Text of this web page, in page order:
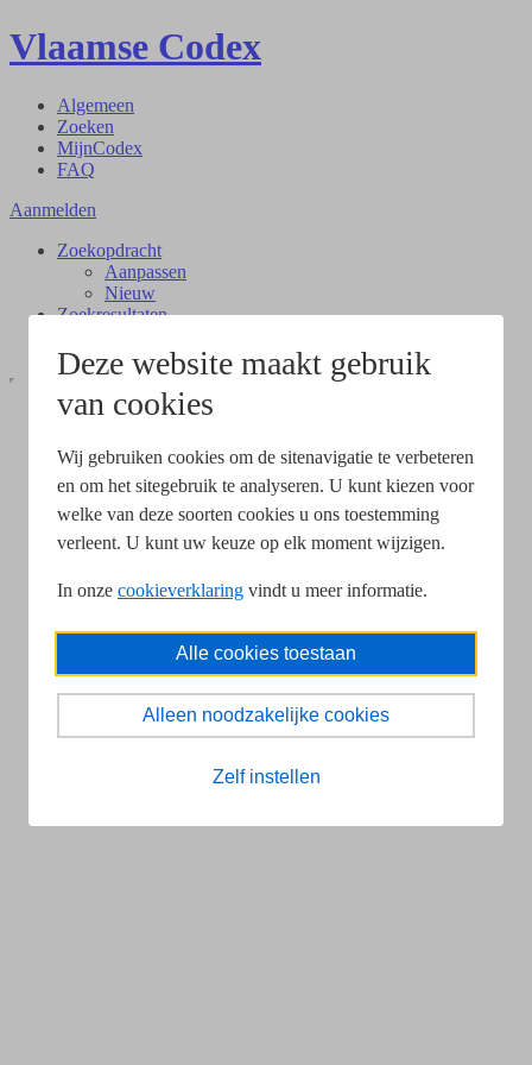
Deze website maakt gebruik
van cookies
Wij gebruiken cookies om de sitenavigatie te verbeteren
en om het sitegebruik te analyseren. U kunt kiezen voor
welke van deze soorten cookies u ons toestemming
verleent. U kunt uw keuze op elk moment wijzigen.
In onze cookieverklaring vindt u meer informatie.
Alle cookies toestaan
Alleen noodzakelijke cookies
Zelf instellen
Vlaamse Codex
Algemeen
Zoeken
MijnCodex
FAQ
Aanmelden
Zoekopdracht
Aanpassen
Nieuw
Zoekresultaten